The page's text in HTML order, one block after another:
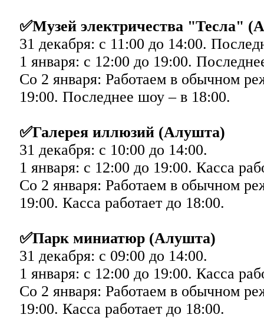
✅Музей электричества "Тесла"
31 декабря: с 11:00 до 14:00.
1 января: с 12:00 до 19:00.
Со 2 января: Работаем в обычном
19:00. Последнее шоу – в 18:00.
✅Галерея иллюзий (Алушта)
31 декабря: с 10:00 до 14:00.
1 января: с 12:00 до 19:00. Касса
Со 2 января: Работаем в обычном
19:00. Касса работает до 18:00.
✅Парк миниатюр (Алушта)
31 декабря: с 09:00 до 14:00.
1 января: с 12:00 до 19:00. Касса
Со 2 января: Работаем в обычном
19:00. Касса работает до 18:00.